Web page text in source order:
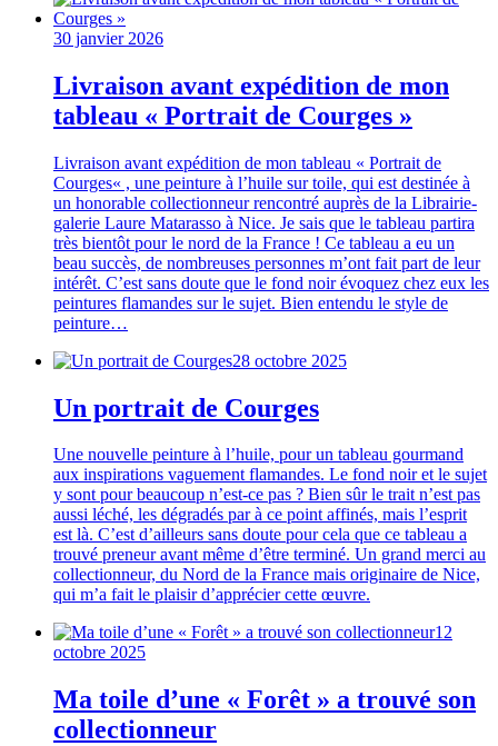
30 janvier 2026
Livraison avant expédition de mon
tableau « Portrait de Courges »
Livraison avant expédition de mon tableau « Portrait de
Courges« , une peinture à l’huile sur toile, qui est destinée à
un honorable collectionneur rencontré auprès de la Librairie-
galerie Laure Matarasso à Nice. Je sais que le tableau partira
très bientôt pour le nord de la France ! Ce tableau a eu un
beau succès, de nombreuses personnes m’ont fait part de leur
intérêt. C’est sans doute que le fond noir évoquez chez eux les
peintures flamandes sur le sujet. Bien entendu le style de
peinture…
28 octobre 2025
Un portrait de Courges
Une nouvelle peinture à l’huile, pour un tableau gourmand
aux inspirations vaguement flamandes. Le fond noir et le sujet
y sont pour beaucoup n’est-ce pas ? Bien sûr le trait n’est pas
aussi léché, les dégradés par à ce point affinés, mais l’esprit
est là. C’est d’ailleurs sans doute pour cela que ce tableau a
trouvé preneur avant même d’être terminé. Un grand merci au
collectionneur, du Nord de la France mais originaire de Nice,
qui m’a fait le plaisir d’apprécier cette œuvre.
12
octobre 2025
Ma toile d’une « Forêt » a trouvé son
collectionneur